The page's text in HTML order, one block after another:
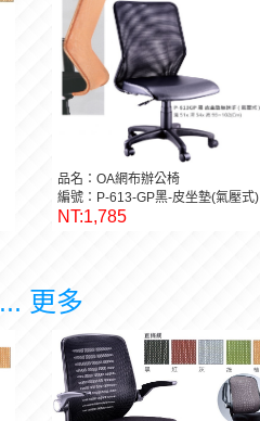
品名：OA網布辦公椅
編號：P-613-GP黑-皮坐墊(氣壓式)
NT:1,785
... 更多